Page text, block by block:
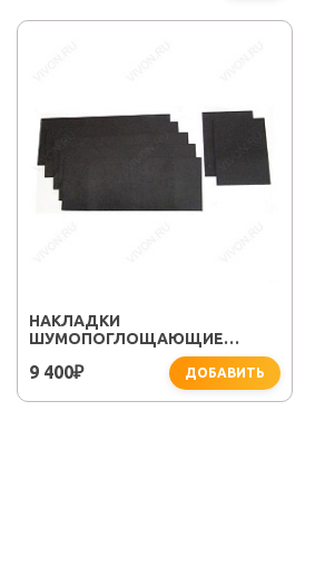
НАКЛАДКИ
ШУМОПОГЛОЩАЮЩИЕ
KALDEWEI ДЛЯ ВАННЫ
9 400₽ ДОБАВИТЬ